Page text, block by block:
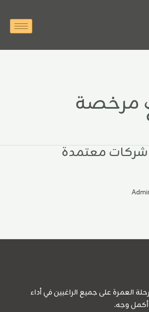
مرخصة
معتمدة
العمرة على جميع الراغبين في أداء
وجه.